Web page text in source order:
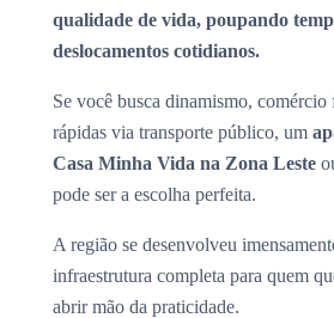
qualidade de vida, poupando
deslocamentos cotidianos.
Se você busca dinamismo, comércio
rápidas via transporte público, um
Casa Minha Vida na Zona Leste
pode ser a escolha perfeita.
A região se desenvolveu
infraestrutura completa para quem
abrir mão da praticidade.